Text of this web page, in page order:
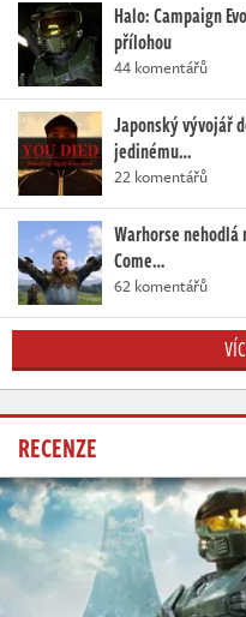
Halo: Campaign
přílohou
44 komentářů
Japonský vývojář
jedinému…
22 komentářů
Warhorse
Come…
62 komentářů
RECENZE